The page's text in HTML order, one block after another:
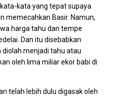
kata yang tepat supaya
memecahkan Basir. Namun,
harga tahu dan tempe
Dan itu disebabkan
diolah menjadi tahu atau
oleh lima miliar ekor babi di
telah lebih dulu digasak oleh